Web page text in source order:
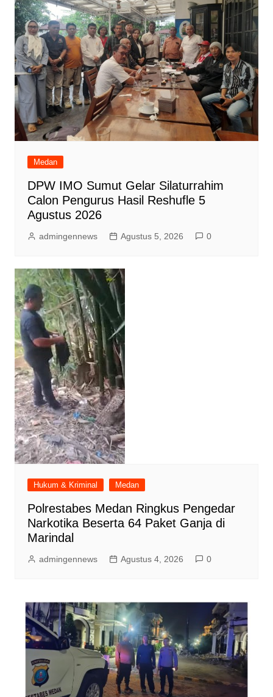
Medan
DPW IMO Sumut Gelar Silaturrahim
Calon Pengurus Hasil Reshufle 5
Agustus 2026
admingennews Agustus 5, 2026 0
Hukum & Kriminal Medan
Polrestabes Medan Ringkus Pengedar
Narkotika Beserta 64 Paket Ganja di
Marindal
admingennews Agustus 4, 2026 0